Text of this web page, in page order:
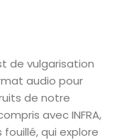
de vulgarisation
audio pour
de notre
avec INFRA,
qui explore